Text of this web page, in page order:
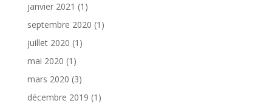
janvier 2021 (1)
septembre 2020 (1)
juillet 2020 (1)
mai 2020 (1)
mars 2020 (3)
décembre 2019 (1)